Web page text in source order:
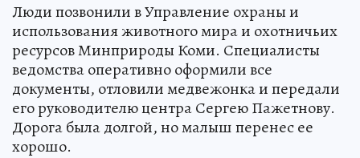
Люди позвонили в Управление охраны и
использования животного мира и охотничьих
ресурсов Минприроды Коми. Специалисты
ведомства оперативно оформили все
документы, отловили медвежонка и передали
его руководителю центра Сергею Пажетнову.
Дорога была долгой, но малыш перенес ее
хорошо.